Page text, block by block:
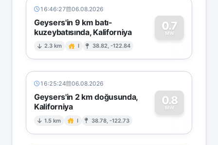
16:46:27 06.08.2026
Geysers'in 9 km batı-
kuzeybatısında, Kaliforniya
2.3 km I 38.82, -122.84
0.7
MW
0
16:25:24 06.08.2026
Geysers'in 2 km doğusunda,
Kaliforniya
1.5 km I 38.78, -122.73
0.8
MW
0